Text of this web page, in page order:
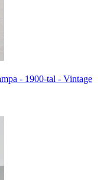
- 1900-tal - Vintage